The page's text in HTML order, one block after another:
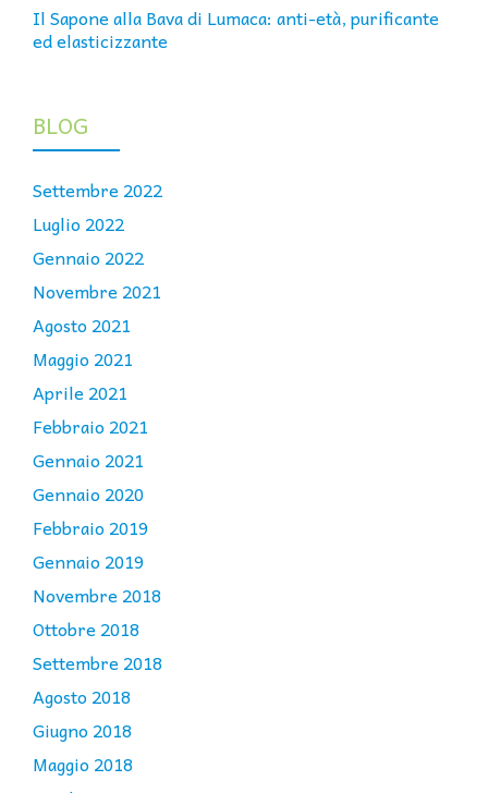
Il Sapone alla Bava di Lumaca: anti-età, purificante
ed elasticizzante
BLOG
Settembre 2022
Luglio 2022
Gennaio 2022
Novembre 2021
Agosto 2021
Maggio 2021
Aprile 2021
Febbraio 2021
Gennaio 2021
Gennaio 2020
Febbraio 2019
Gennaio 2019
Novembre 2018
Ottobre 2018
Settembre 2018
Agosto 2018
Giugno 2018
Maggio 2018